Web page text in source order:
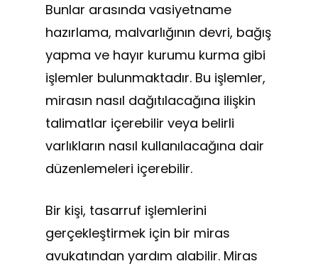
Bunlar arasında vasiyetname
hazırlama, malvarlığının devri, bağış
yapma ve hayır kurumu kurma gibi
işlemler bulunmaktadır. Bu işlemler,
mirasın nasıl dağıtılacağına ilişkin
talimatlar içerebilir veya belirli
varlıkların nasıl kullanılacağına dair
düzenlemeleri içerebilir.
Bir kişi, tasarruf işlemlerini
gerçekleştirmek için bir miras
avukatından yardım alabilir. Miras